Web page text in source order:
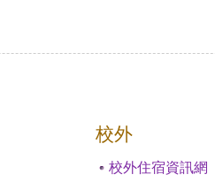
校外
校外住宿資訊網